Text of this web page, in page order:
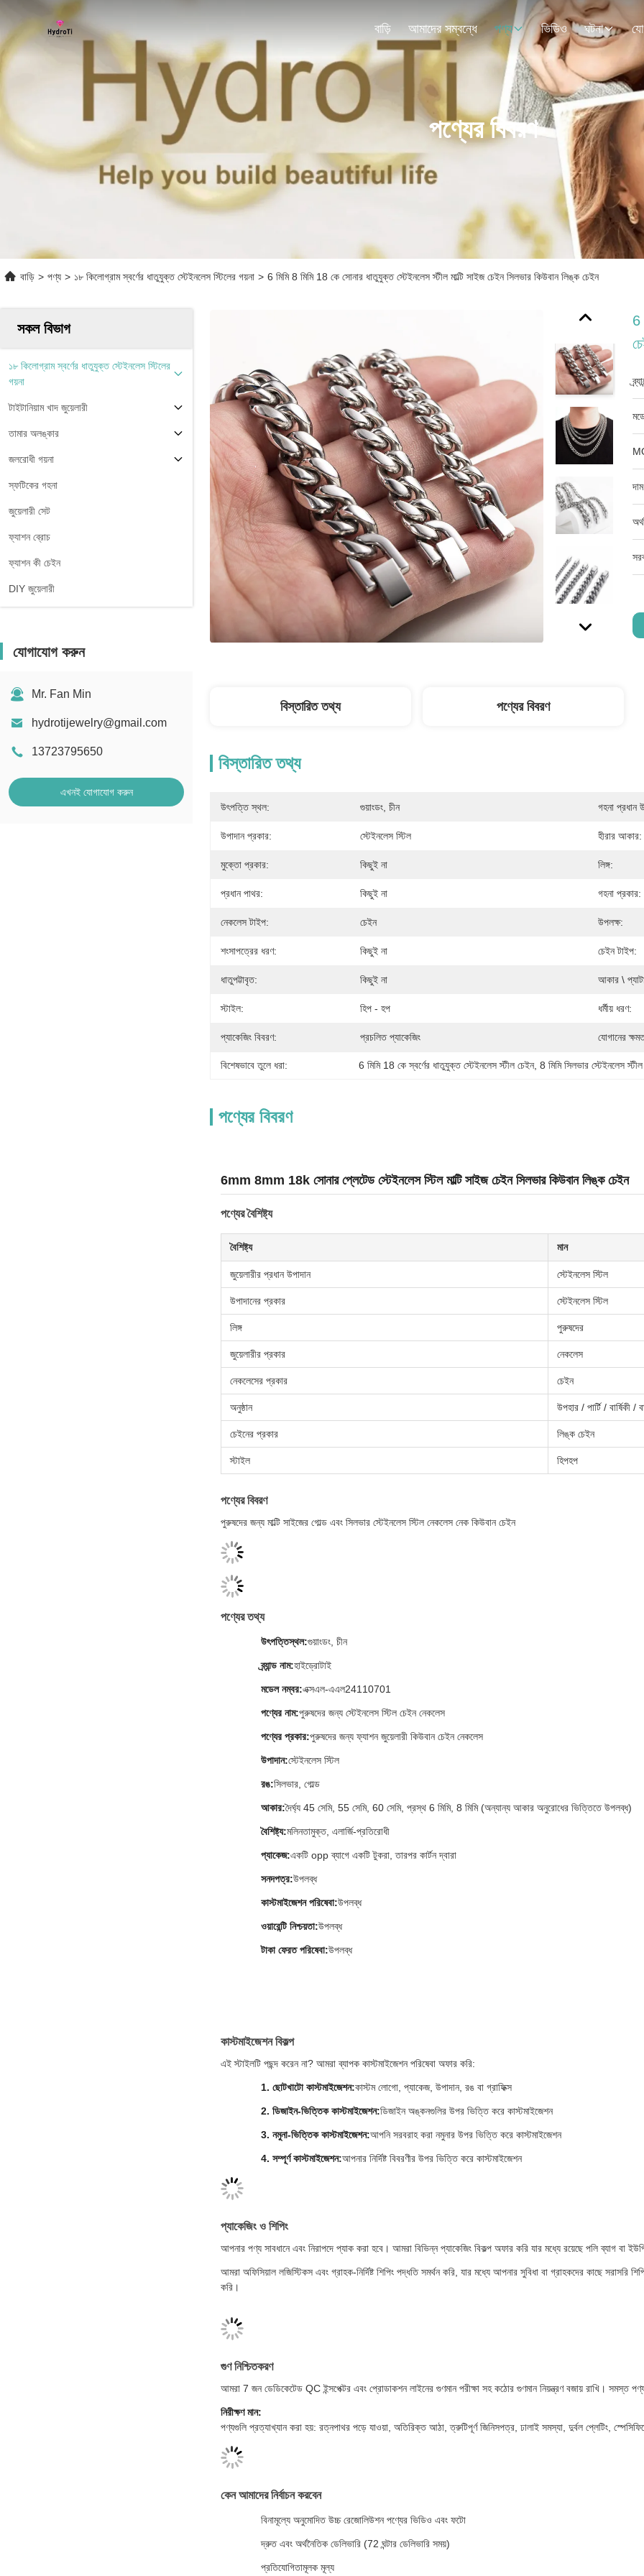
বাড়ি আমাদের সম্বন্ধে পণ্য ভিডিও ঘটনা
পণ্যের বিবরণ
বাড়ি > পণ্য > ১৮ কিলোগ্রাম স্বর্ণের ধাতুযুক্ত স্টেইনলেস স্টিলের গয়না > 6 মিমি 8 মিমি 18 কে সোনার ধাতুযুক্ত স্টেইনলেস স্টীল মাল্টি সাইজ চেইন সিলভার কিউবান লিঙ্ক চেইন
সকল বিভাগ
১৮ কিলোগ্রাম স্বর্ণের ধাতুযুক্ত স্টেইনলেস স্টিলের
গয়না
টাইটানিয়াম খাদ জুয়েলারী
তামার অলঙ্কার
জলরোধী গয়না
স্ফটিকের গহনা
জুয়েলারী সেট
ফ্যাশন ব্রোচ
ফ্যাশন কী চেইন
DIY জুয়েলারী
যোগাযোগ করুন
Mr. Fan Min
hydrotijewelry@gmail.com
13723795650
এখনই যোগাযোগ করুন
6
বিস্তারিত তথ্য পণ্যের বিবরণ
বিস্তারিত তথ্য
উৎপত্তি স্থল: গুয়াংডং, চীন গহনা প্রধান
উপাদান প্রকার: স্টেইনলেস স্টিল হীরার আকার:
মুক্তো প্রকার: কিছুই না লিঙ্গ:
প্রধান পাথর: কিছুই না গহনা প্রকার:
নেকলেস টাইপ: চেইন উপলক্ষ:
শংসাপত্রের ধরণ: কিছুই না চেইন টাইপ:
ধাতুপট্টাবৃত: কিছুই না আকার \
স্টাইল: হিপ - হপ ধর্মীয় ধরণ:
প্যাকেজিং বিবরণ: প্রচলিত প্যাকেজিং যোগানের
বিশেষভাবে তুলে ধরা: 6 মিমি 18 কে স্বর্ণের ধাতুযুক্ত স্টেইনলেস স্টীল চেইন, 8 মিমি সিলভার স্টেইনলেস
পণ্যের বিবরণ
6mm 8mm 18k সোনার প্লেটেড স্টেইনলেস স্টিল মাল্টি সাইজ চেইন সিলভার কিউবান লিঙ্ক চেইন
পণ্যের বৈশিষ্ট্য
বৈশিষ্ট্য মান
জুয়েলারীর প্রধান উপাদান স্টেইনলেস স্টিল
উপাদানের প্রকার স্টেইনলেস স্টিল
লিঙ্গ পুরুষদের
জুয়েলারীর প্রকার নেকলেস
নেকলেসের প্রকার চেইন
অনুষ্ঠান উপহার / পার্টি / বার্ষিকী /
চেইনের প্রকার লিঙ্ক চেইন
স্টাইল হিপহপ
পণ্যের বিবরণ
পুরুষদের জন্য মাল্টি সাইজের গোল্ড এবং সিলভার স্টেইনলেস স্টিল নেকলেস নেক কিউবান চেইন
পণ্যের তথ্য
উৎপত্তিস্থল:গুয়াংডং, চীন
ব্র্যান্ড নাম:হাইড্রোটাই
মডেল নম্বর:এক্সএল-এএল24110701
পণ্যের নাম:পুরুষদের জন্য স্টেইনলেস স্টিল চেইন নেকলেস
পণ্যের প্রকার:পুরুষদের জন্য ফ্যাশন জুয়েলারী কিউবান চেইন নেকলেস
উপাদান:স্টেইনলেস স্টিল
রঙ:সিলভার, গোল্ড
আকার:দৈর্ঘ্য 45 সেমি, 55 সেমি, 60 সেমি, প্রস্থ 6 মিমি, 8 মিমি (অন্যান্য আকার অনুরোধের ভিত্তিতে উপলব্ধ)
বৈশিষ্ট্য:মলিনতামুক্ত, এলার্জি-প্রতিরোধী
প্যাকেজ:একটি opp ব্যাগে একটি টুকরা, তারপর কার্টন দ্বারা
সনদপত্র:উপলব্ধ
কাস্টমাইজেশন পরিষেবা:উপলব্ধ
ওয়ারেন্টি নিশ্চয়তা:উপলব্ধ
টাকা ফেরত পরিষেবা:উপলব্ধ
কাস্টমাইজেশন বিকল্প
এই স্টাইলটি পছন্দ করেন না? আমরা ব্যাপক কাস্টমাইজেশন পরিষেবা অফার করি:
1. ছোটখাটো কাস্টমাইজেশন:কাস্টম লোগো, প্যাকেজ, উপাদান, রঙ বা গ্রাফিক্স
2. ডিজাইন-ভিত্তিক কাস্টমাইজেশন:ডিজাইন অঙ্কনগুলির উপর ভিত্তি করে কাস্টমাইজেশন
3. নমুনা-ভিত্তিক কাস্টমাইজেশন:আপনি সরবরাহ করা নমুনার উপর ভিত্তি করে কাস্টমাইজেশন
4. সম্পূর্ণ কাস্টমাইজেশন:আপনার নির্দিষ্ট বিবরণীর উপর ভিত্তি করে কাস্টমাইজেশন
প্যাকেজিং ও শিপিং
আপনার পণ্য সাবধানে এবং নিরাপদে প্যাক করা হবে। আমরা বিভিন্ন প্যাকেজিং বিকল্প অফার করি যার মধ্যে রয়েছে পলি ব্যাগ বা
আমরা অফিসিয়াল লজিস্টিকস এবং গ্রাহক-নির্দিষ্ট শিপিং পদ্ধতি সমর্থন করি, যার মধ্যে আপনার সুবিধা বা গ্রাহকদের কাছে সরাসরি
করি।
গুণ নিশ্চিতকরণ
আমরা 7 জন ডেডিকেটেড QC ইন্সপেক্টর এবং প্রোডাকশন লাইনের গুণমান পরীক্ষা সহ কঠোর গুণমান নিয়ন্ত্রণ বজায় রাখি। সমস্ত পণ্য
নিরীক্ষণ মান:
পণ্যগুলি প্রত্যাখ্যান করা হয়: রত্নপাথর পড়ে যাওয়া, অতিরিক্ত আঠা, ত্রুটিপূর্ণ জিনিসপত্র, ঢালাই সমস্যা, দুর্বল প্লেটিং,
কেন আমাদের নির্বাচন করবেন
বিনামূল্যে অনুমোদিত উচ্চ রেজোলিউশন পণ্যের ভিডিও এবং ফটো
দ্রুত এবং অর্থনৈতিক ডেলিভারি (72 ঘন্টার ডেলিভারি সময়)
প্রতিযোগিতামূলক মূল্য